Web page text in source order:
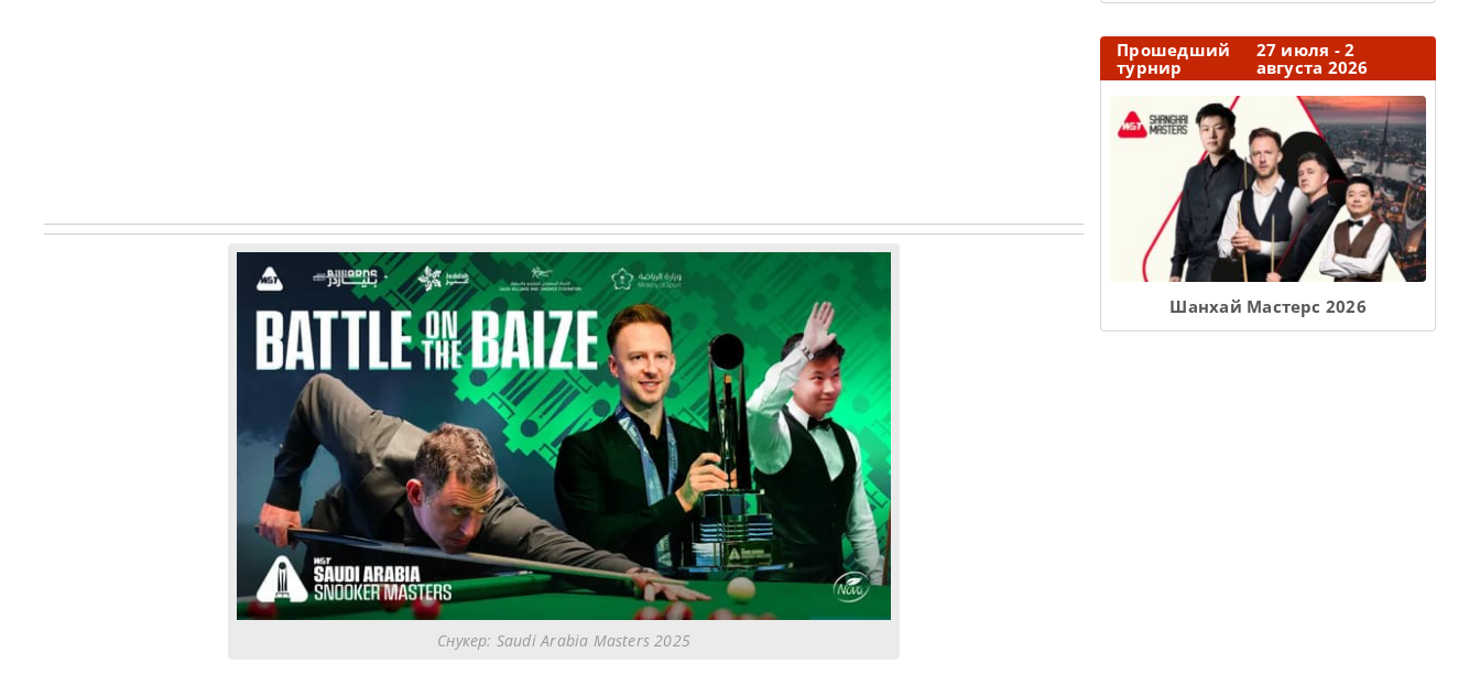
Снукер: Saudi Arabia Masters 2025
Прошедший
турнир
27 июля - 2
августа 2026
Шанхай Мастерс 2026